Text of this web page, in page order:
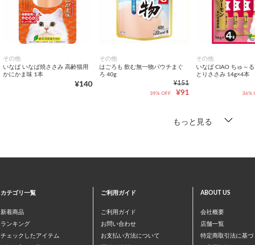
その他
いなば いなば焼ささみ 高齢猫用
かにかま味 1本
¥140
その他
はごろも 飲む無一物パウチまぐ
ろ 40g
¥151
¥91
39% OFF
その他
いなば CIAO ちゅ～
とりささみ 14g×4本
36%
もっと見る
カテゴリ一覧
新着商品
ランキング
チェックしたアイテム
ご利用ガイド
ご利用ガイド
お問い合わせ
お支払い方法について
ABOUT US
会社概要
店舗一覧
特定商取引法に基づ